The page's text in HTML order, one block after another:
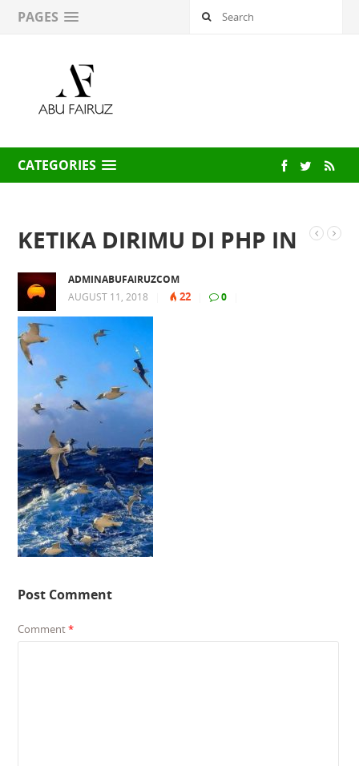
PAGES
CATEGORIES
KETIKA DIRIMU DI PHP IN
ADMINABUFAIRUZCOM
AUGUST 11, 2018
22 0
Post Comment
Comment*